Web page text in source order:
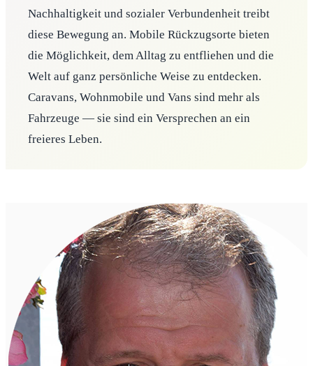
Nachhaltigkeit und sozialer Verbundenheit treibt
diese Bewegung an. Mobile Rückzugsorte bieten
die Möglichkeit, dem Alltag zu entfliehen und die
Welt auf ganz persönliche Weise zu entdecken.
Caravans, Wohnmobile und Vans sind mehr als
Fahrzeuge — sie sind ein Versprechen an ein
freieres Leben.